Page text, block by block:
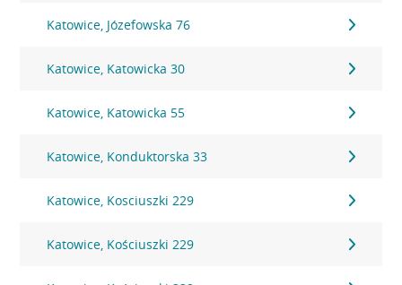
Katowice, Józefowska 76
Katowice, Katowicka 30
Katowice, Katowicka 55
Katowice, Konduktorska 33
Katowice, Kosciuszki 229
Katowice, Kościuszki 229